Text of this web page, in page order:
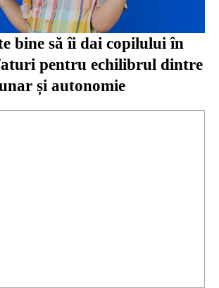
bine să îi dai copilului în
pentru echilibrul dintre
și autonomie